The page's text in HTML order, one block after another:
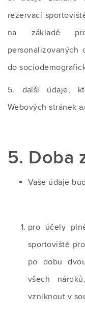
rezervací
na základě
personalizovaných
do
5. další údaje,
Webových stránek
5. Doba
Vaše údaje
pro účely
sportoviště
po dobu
všech
vzniknout v